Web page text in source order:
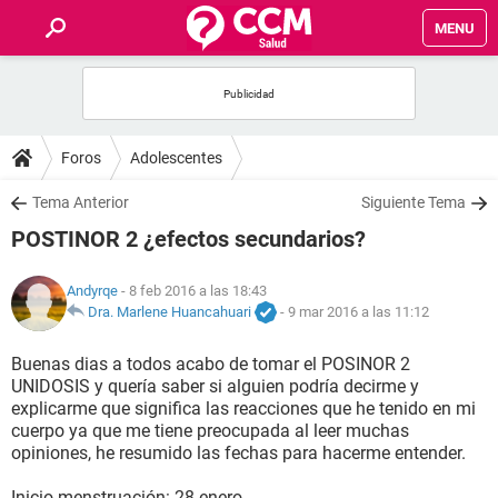
MENU
FOROS
SALUD
NUTRICIÓN
BIENESTAR
SEXUALIDAD
Foros Adolescentes
Tema Anterior Siguiente Tema
POSTINOR 2 ¿efectos secundarios?
Andyrqe - 8 feb 2016 a las 18:43
Dra. Marlene Huancahuari
- 9 mar 2016 a las 11:12
Buenas dias a todos acabo de tomar el POSINOR 2
UNIDOSIS y quería saber si alguien podría decirme y
explicarme que significa las reacciones que he tenido en mi
cuerpo ya que me tiene preocupada al leer muchas
opiniones, he resumido las fechas para hacerme entender.